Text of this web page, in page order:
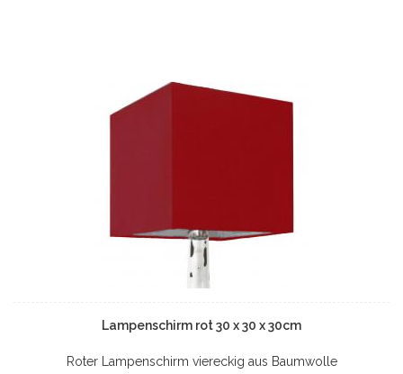
Lampenschirm rot 30 x 30 x 30cm
Roter Lampenschirm viereckig aus Baumwolle